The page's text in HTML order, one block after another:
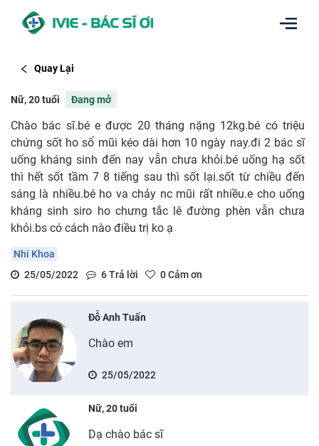
Quay Lại
Nữ, 20 tuổi Đang mở
Chào bác sĩ.bé e được 20 tháng nặng 12kg.bé có triệu
chứng sốt ho sổ mũi kéo dài hơn 10 ngày nay.đi 2 bác sĩ
uống kháng sinh đến nay vẫn chưa khỏi.bé uống hạ sốt
thì hết sốt tầm 7 8 tiếng sau thì sốt lại.sốt từ chiều đến
sáng là nhiều.bé ho va chảy nc mũi rất nhiều.e cho uống
kháng sinh siro ho chưng tắc lê đường phèn vẫn chưa
khỏi.bs có cách nào điều trị ko ạ
Nhi Khoa
25/05/2022
6Trả lời 0Cảm ơn
Đỗ Anh Tuấn
Chào em
25/05/2022
Nữ, 20 tuổi
Dạ chào bác sĩ